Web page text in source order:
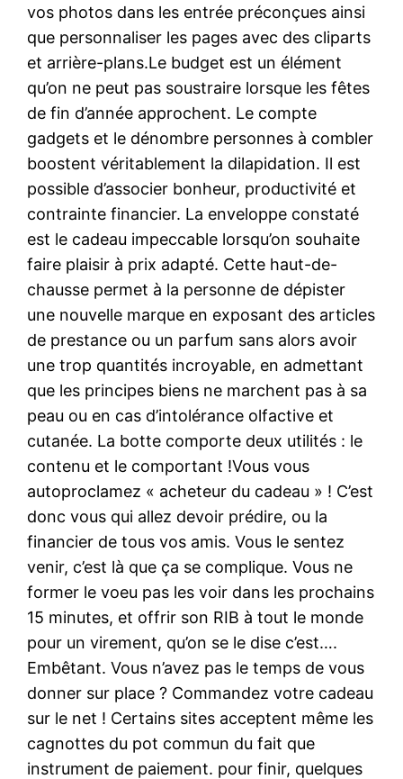
vos photos dans les entrée préconçues ainsi
que personnaliser les pages avec des cliparts
et arrière-plans.Le budget est un élément
qu’on ne peut pas soustraire lorsque les fêtes
de fin d’année approchent. Le compte
gadgets et le dénombre personnes à combler
boostent véritablement la dilapidation. Il est
possible d’associer bonheur, productivité et
contrainte financier. La enveloppe constaté
est le cadeau impeccable lorsqu’on souhaite
faire plaisir à prix adapté. Cette haut-de-
chausse permet à la personne de dépister
une nouvelle marque en exposant des articles
de prestance ou un parfum sans alors avoir
une trop quantités incroyable, en admettant
que les principes biens ne marchent pas à sa
peau ou en cas d’intolérance olfactive et
cutanée. La botte comporte deux utilités : le
contenu et le comportant !Vous vous
autoproclamez « acheteur du cadeau » ! C’est
donc vous qui allez devoir prédire, ou la
financier de tous vos amis. Vous le sentez
venir, c’est là que ça se complique. Vous ne
former le voeu pas les voir dans les prochains
15 minutes, et offrir son RIB à tout le monde
pour un virement, qu’on se le dise c’est….
Embêtant. Vous n’avez pas le temps de vous
donner sur place ? Commandez votre cadeau
sur le net ! Certains sites acceptent même les
cagnottes du pot commun du fait que
instrument de paiement. pour finir, quelques